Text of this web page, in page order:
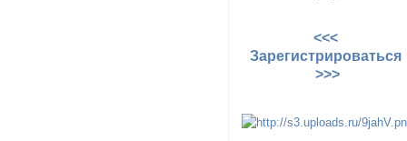
<<<
Зарегистрироваться
>>>